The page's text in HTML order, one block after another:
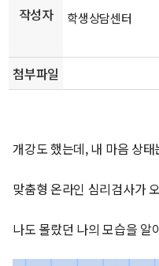
작성자 학생상담센터
첨부파일
개강도 했는데, 내 마음 상태
맞춤형 온라인 심리검사가
나도 몰랐던 나의 모습을 알